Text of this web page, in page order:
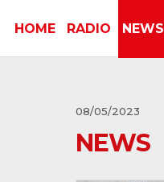
HOME RADIO NEWS
08/05/2023
NEWS